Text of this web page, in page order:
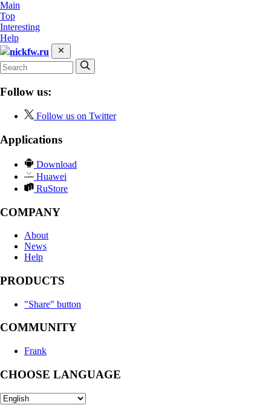
Main
Top
Interesting
Help
nickfw.ru
Follow us:
Follow us on Twitter
Applications
Download
Huawei
RuStore
COMPANY
About
News
Help
PRODUCTS
"Share" button
COMMUNITY
Frank
CHOOSE LANGUAGE